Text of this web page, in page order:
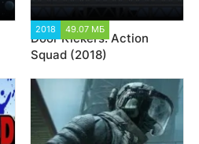
2018 49.07 МБ
Door Kickers: Action
Squad (2018)